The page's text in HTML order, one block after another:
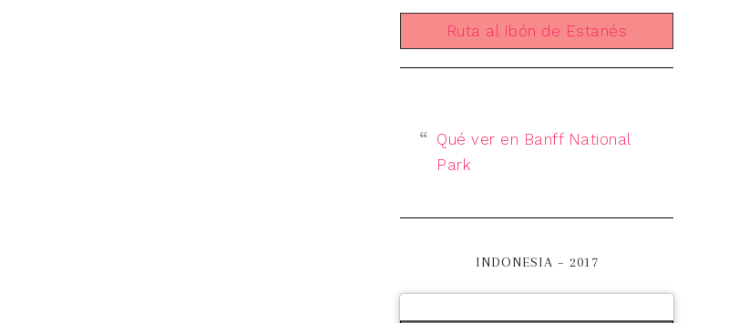
Ruta al Ibón de Estanés
Qué ver en Banff National
Park
INDONESIA – 2017